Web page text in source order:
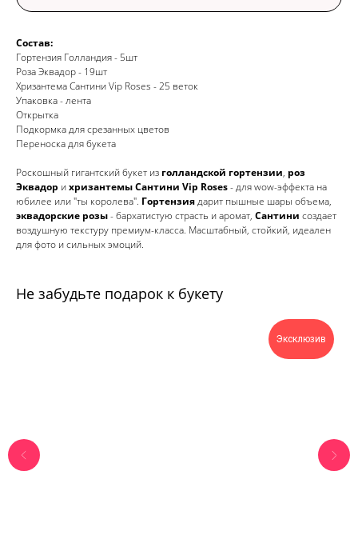
Состав:
Гортензия Голландия - 5шт
Роза Эквадор - 19шт
Хризантема Сантини Vip Roses - 25 веток
Упаковка - лента
Открытка
Подкормка для срезанных цветов
Переноска для букета
Роскошный гигантский букет из голландской гортензии, роз
Эквадор ихризантемы Сантини Vip Roses- для wow-эффекта на
юбилее или "ты королева". Гортензиядарит пышные шары объема,
эквадорские розы- бархатистую страсть и аромат, Сантини создает
воздушную текстуру премиум-класса. Масштабный, стойкий, идеален
для фото и сильных эмоций.
Не забудьте подарок к букету
Эксклюзив